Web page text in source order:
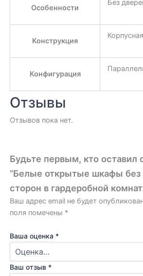
Особенности
Без
Конструкция
Корпусная
Конфигурация
Отзывы
Отзывов пока нет.
Будьте первым, кто оставил
“Белые открытые шкафы без
сторон в гардеробной
Ваш адрес email не будет
поля помечены *
Ваша оценка *
Ваш отзыв *